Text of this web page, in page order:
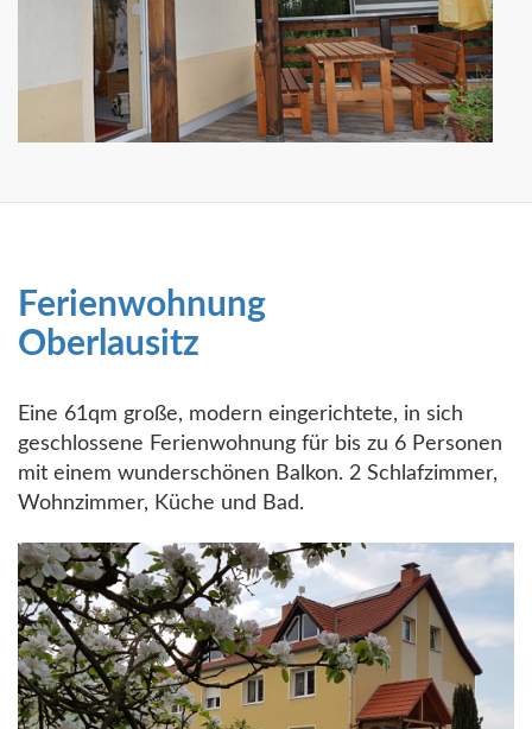
Ferienwohnung
Oberlausitz
Eine 61qm große, modern eingerichtete, in sich
geschlossene Ferienwohnung für bis zu 6 Personen
mit einem wunderschönen Balkon. 2 Schlafzimmer,
Wohnzimmer, Küche und Bad.